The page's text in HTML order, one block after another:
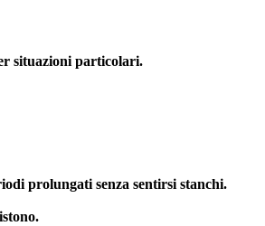
situazioni particolari.
prolungati senza sentirsi stanchi.